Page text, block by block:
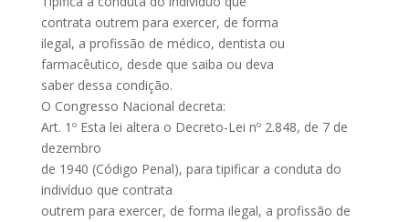
contrata outrem para exercer, de forma
ilegal, a profissão de médico, dentista ou
farmacêutico, desde que saiba ou deva
saber dessa condição.
O Congresso Nacional decreta:
Art. 1º Esta lei altera o Decreto-Lei nº 2.848, de 7 de
dezembro
de 1940 (Código Penal), para tipificar a conduta do
indivíduo que contrata
outrem para exercer, de forma ilegal, a profissão de